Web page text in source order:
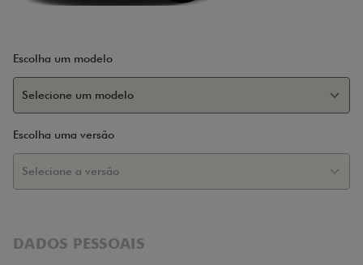
Escolha um modelo
Escolha uma versão
DADOS PESSOAIS